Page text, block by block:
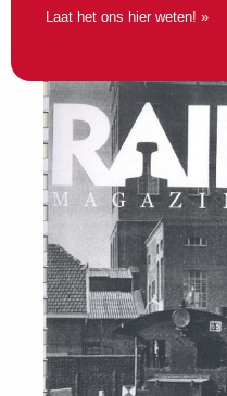
Laat het ons hier weten! »